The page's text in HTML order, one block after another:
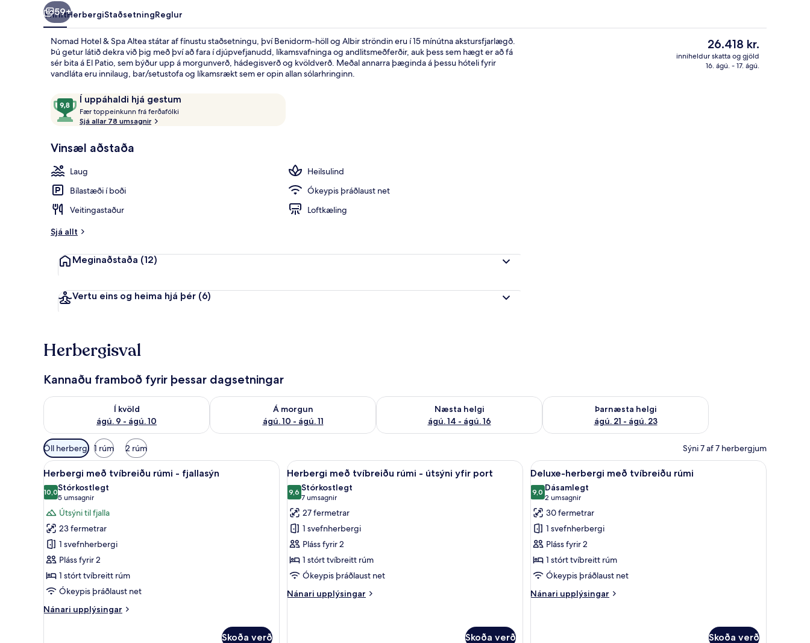
59+
YfirlitHerbergiStaðsetningReglur
Nomad Hotel & Spa Altea státar af fínustu staðsetningu, því Benidorm-höll og Albir ströndin eru í 15 mínútna akstursfjarlægð.
Þú getur látið dekra við þig með því að fara í djúpvefjanudd, líkamsvafninga og andlitsmeðferðir, auk þess sem hægt er að fá
sér bita á El Patio, sem býður upp á morgunverð, hádegisverð og kvöldverð. Meðal annarra þæginda á þessu hóteli fyrir
vandláta eru innilaug, bar/setustofa og líkamsrækt sem er opin allan sólarhringinn.
UmsagnirÍ uppáhaldi hjá gestum
9,8
af
10,
uppáhaldi
gestum
Fær toppeinkunn frá ferðafólki
n
r
f
Sjá allar 78 umsagnir
Vinsæl aðstaða
Laug
Heilsulind
Bílastæði í boði
Ókeypis þráðlaust net
Veitingastaður
Loftkæling
Sjá allt
Meginaðstaða (12)
Vertu eins og heima hjá þér (6)
Núverandi
verð
er
26.418 kr.
inniheldur skatta og gjöld
16. ágú. - 17. ágú.
Herbergisval
Kannaðu framboð fyrir þessar dagsetningar
Í kvöld
ágú. 9 - ágú. 10
Athuga framboð í kvöld ágú. 9 - ágú. 10
Á morgun
ágú. 10 - ágú. 11
Athuga framboð á morgun ágú. 10 - ágú. 11
Næsta helgi
ágú. 14 - ágú. 16
Athuga framboð næstu helgi ágú. 14 - ágú. 16
Þarnæsta helgi
ágú. 21 - ágú. 23
Athuga framboð þarnæstu helgi ágú. 21 - ágú. 23
Síur
í
boði
fyrir
herbergi
Öll herbergi 1 rúm 2 rúm Sýni 7 af 7 herbergjum
Skoða
allar
myndir
fyrir
Herbergi
með
tvíbreiðu
rúmi
-
fjallasýn
Herbergi með tvíbreiðu rúmi - fjallasýn | Rúmföt úr egypskri bómull, rúmföt af bestu gerð, dúnsængur, míníbar
5
Herbergi með tvíbreiðu rúmi - fjallasýn
10,010,0 af 10
Stórkostlegt
5 umsagnir
(5
umsagnir)
Útsýni til fjalla
23 fermetrar
1 svefnherbergi
Pláss fyrir 2
1 stórt tvíbreitt rúm
Ókeypis þráðlaust net
Nánari upplýsingar
Nánari
Skoða verð
Skoða
allar
myndir
fyrir
Herbergi
með
tvíbreiðu
rúmi
-
útsýni
Herbergi með tvíbreiðu rúmi - útsýni yfir port | Rúmföt úr egypskri bómull, rúmföt af bestu gerð, dúnsængur,
8
Herbergi með tvíbreiðu rúmi - útsýni yfir port
9,69,6 af 10
Stórkostlegt
7 umsagnir
(7
umsagnir)
27 fermetrar
1 svefnherbergi
Pláss fyrir 2
1 stórt tvíbreitt rúm
Ókeypis þráðlaust net
Nánari upplýsingar
Nánari
Skoða verð
Skoða
allar
myndir
fyrir
Deluxe-
herbergi
með
tvíbreiðu
rúmi
Deluxe-herbergi með tvíbreiðu rúmi |
9
Deluxe-herbergi með tvíbreiðu rúmi
9,09,0 af 10
Dásamlegt
2 umsagnir
(2
umsagnir)
30 fermetrar
1 svefnherbergi
Pláss fyrir 2
1 stórt tvíbreitt rúm
Ókeypis þráðlaust net
Nánari upplýsingar
Nánari
Skoða verð